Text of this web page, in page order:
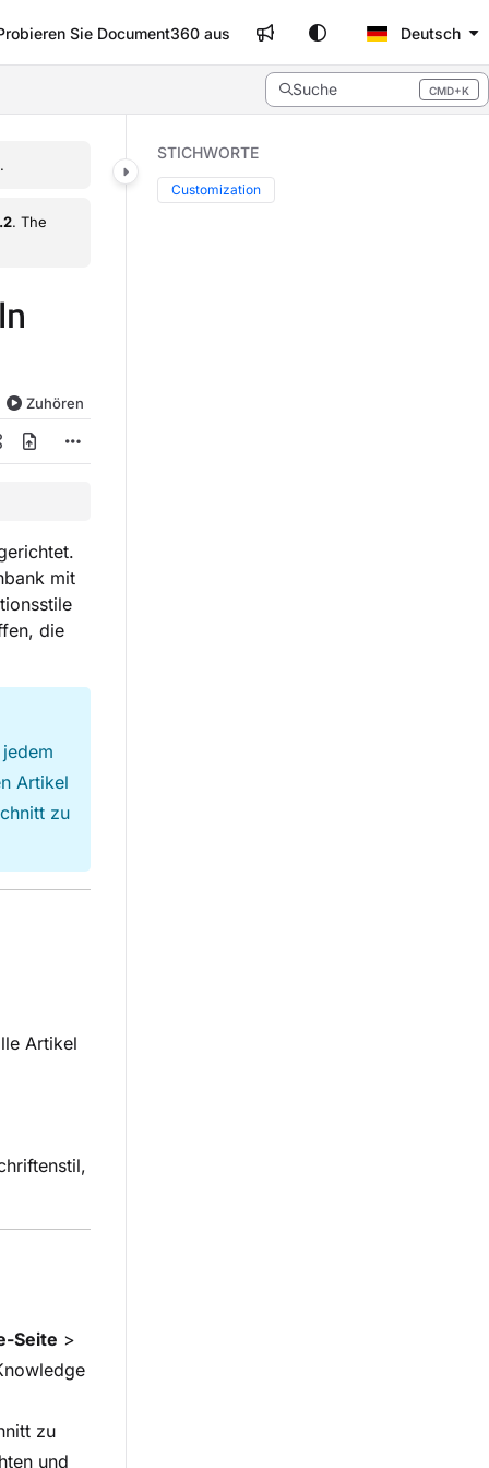
Sie Document360 aus Deutsch
Suche CMD+K
Press CMD+K to open search
. The
Zuhören
mit
die
Artikel
zu
Artikel
Seite >
zu
und
STICHWORTE
Customization